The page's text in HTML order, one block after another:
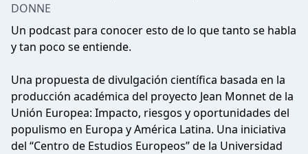
DONNE
Un podcast para conocer esto de lo que tanto se habla
y tan poco se entiende.
Una propuesta de divulgación científica basada en la
producción académica del proyecto Jean Monnet de la
Unión Europea: Impacto, riesgos y oportunidades del
populismo en Europa y América Latina. Una iniciativa
del “Centro de Estudios Europeos” de la Universidad